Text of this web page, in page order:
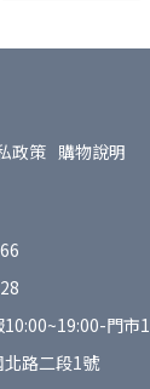
政策 購物說明
門市
路二段1號